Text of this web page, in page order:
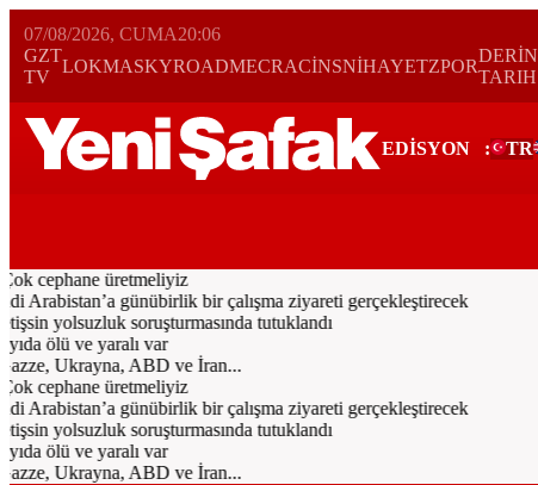
07/08/2026, CUMA20:06
GZT
TV
LOKMASKYROADMECRACİNSNİHAYETZPOR
DERİN
TARIH
EDİSYON : TR
cephane üretmeliyiz
Arabistan’a günübirlik bir çalışma ziyareti gerçekleştirecek
yolsuzluk soruşturmasında tutuklandı
ölü ve yaralı var
Ukrayna, ABD ve İran...
cephane üretmeliyiz
Arabistan’a günübirlik bir çalışma ziyareti gerçekleştirecek
yolsuzluk soruşturmasında tutuklandı
ölü ve yaralı var
Ukrayna, ABD ve İran...